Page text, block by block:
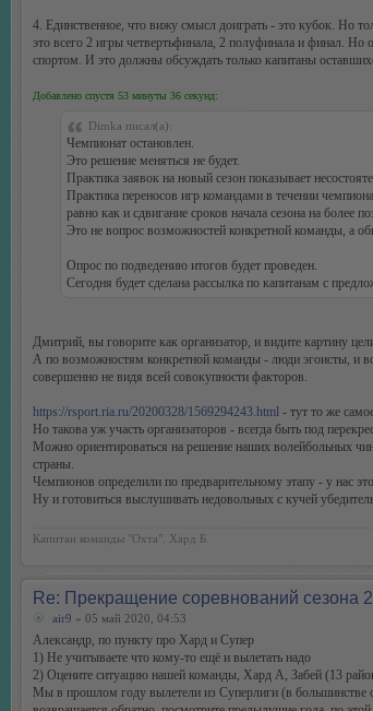
4. Единственное, что вижу смысл доиграть - это кубок. Но
это всего 2 игры четвертьфинала, 2 полуфинала и финал. Но
спортом. И это должны обсуждать только капитаны
Добавлено спустя 53 минуты 36 секунд:
Dimka писал(а):
Чемпионат остановлен.
Это решение меняться не будет.
Практика заявок на новый сезон показывает
Практика переносов игр командами в течении
равно как и сдвигание сроков начала сезона на более
Это не вопрос возможностей конкретной команды, а
Опрос по подведению итогов будет проведен.
Сегодня будет сделана рассылка по капитанам с
Дмитрий, вы говорите как организатор, и видите картину
А по возможностям конкретной команды - люди эгоисты, и
совершенно не видя всей совокупности факторов.
https://rsport.ria.ru/20200328/1569294243.html - тут то же
Но такова уж участь организаторов - всегда быть под
Можно ориентироваться на решение наших волейбольных
страны.
Чемпионов определили по предварительному этапу - у нас
Ну и готовиться выслушивать недовольных с кучей
Капитан команды "Охта". Хард Б.
Re: Прекращение соревнований сезона
air9 » 05 май 2020, 04:53
Александр, по пункту про Хард и Супер
1) Не учитываете что кому-то ещё и вылетать надо
2) Оцените ситуацию нашей команды, Хард А, Забей (13
Мы в прошлом году вылетели из Суперлиги (в большинстве